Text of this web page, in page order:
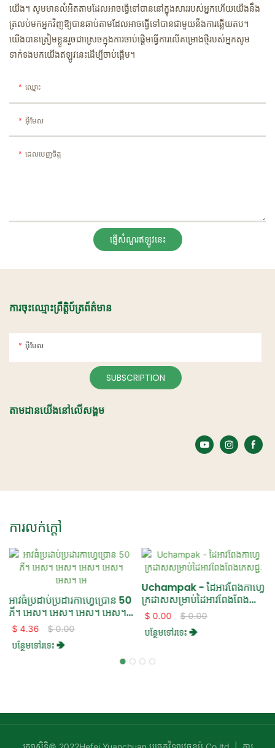
យើង។ សូមមានលំអិតតាមដែលអាចធ្វើទៅបាននៅក្នុងសាររបស់អ្នកហើយយើងនឹង
ត្រលប់មកអ្នកវិញឱ្យបានឆាប់តាមដែលអាចធ្វើទៅបានជាមួយនឹងការឆ្លើយតប។
យើងបានត្រៀមខ្លួនរួចជាស្រេចក្នុងការចាប់ផ្តើមធ្វើការលើគម្រោងថ្មីរបស់អ្នកសូម
ទាក់ទងមកយើងឥឡូវនេះដើម្បីចាប់ផ្តើម។
ឈ្មោះ
អ៊ីមែល
ដេលបេញចិត្ដ
ផ្ញើសំណួរឥឡូវនេះ
ការចុះឈ្មោះព្រឹត្តិប័ត្រព័ត៌មាន
អ៊ីមែល
SUBSCRIPTION
តាមដានយើងនៅលើសង្គម
ការលក់ក្តៅ
អាវធំប្រដាប់ប្រដារកាហ្វេប្រោន 50
ភី។ អេស។ អេស។ អេស។ អេស។
អេស។ អេ
$ 4.36 $0.00
បន្ថែមទៅរទេះ ➔
Uchampak - ដៃអាវពែងកាហ្វេ
ក្រដាសសម្រាប់ដៃអាវពែងពែង
ភេសជ្ជៈ
$ 0.00 $0.00
បន្ថែមទៅរទេះ ➔